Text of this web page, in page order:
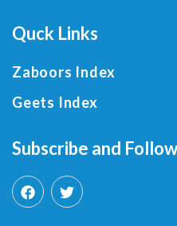
Quck Links
Zaboors Index
Geets Index
Subscribe and Follow